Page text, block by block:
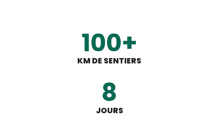
100+
KM DE SENTIERS
8
JOURS